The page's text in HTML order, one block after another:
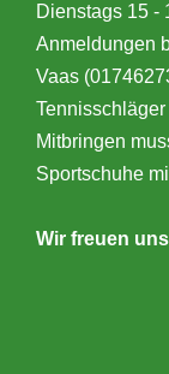
Dienstags 15 -
Anmeldungen
Vaas
Mitbringen
Sportschuhe
Wir freuen